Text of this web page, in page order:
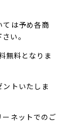
は予め各商
い。
無料となりま
トいたしま
ネットでのご